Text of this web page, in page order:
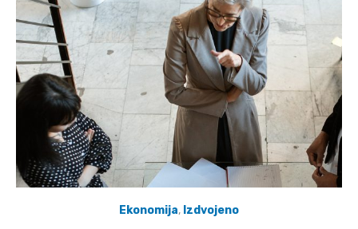
Ekonomija, Izdvojeno